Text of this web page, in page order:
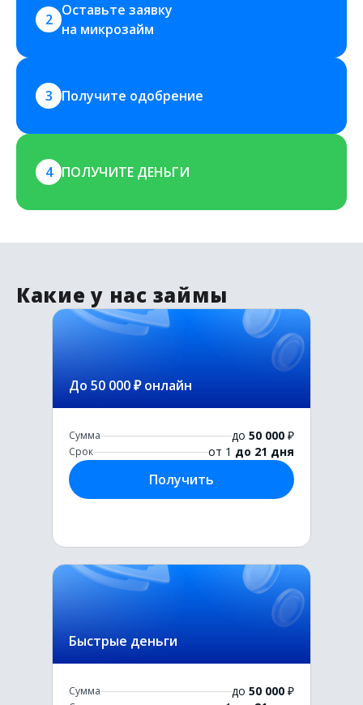
2
Оставьте заявку
на микрозайм
3 Получите одобрение
4 ПОЛУЧИТЕ ДЕНЬГИ
Какие у нас займы
До 50 000 ₽ онлайн
Сумма до 50 000 ₽
Срок от 1 до 21 дня
Получить
Быстрые деньги
Сумма до 50 000 ₽